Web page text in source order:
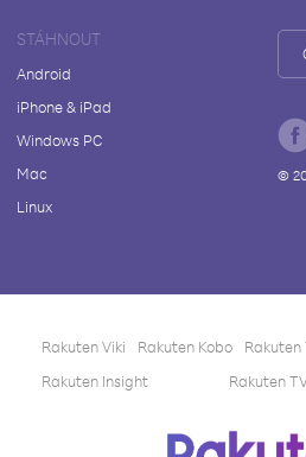
STÁHNOUT
Android
iPhone & iPad
Windows PC
Mac
Linux
©
Rakuten Viki Rakuten Kobo Rakuten
Rakuten Insight
Rakuten